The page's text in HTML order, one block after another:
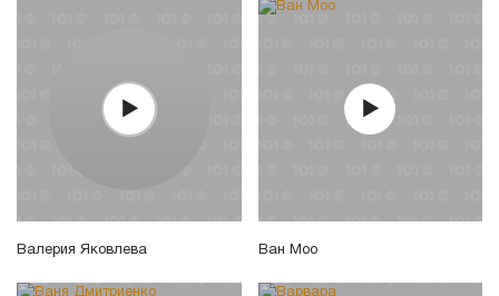
Валерия Яковлева Ван Моо